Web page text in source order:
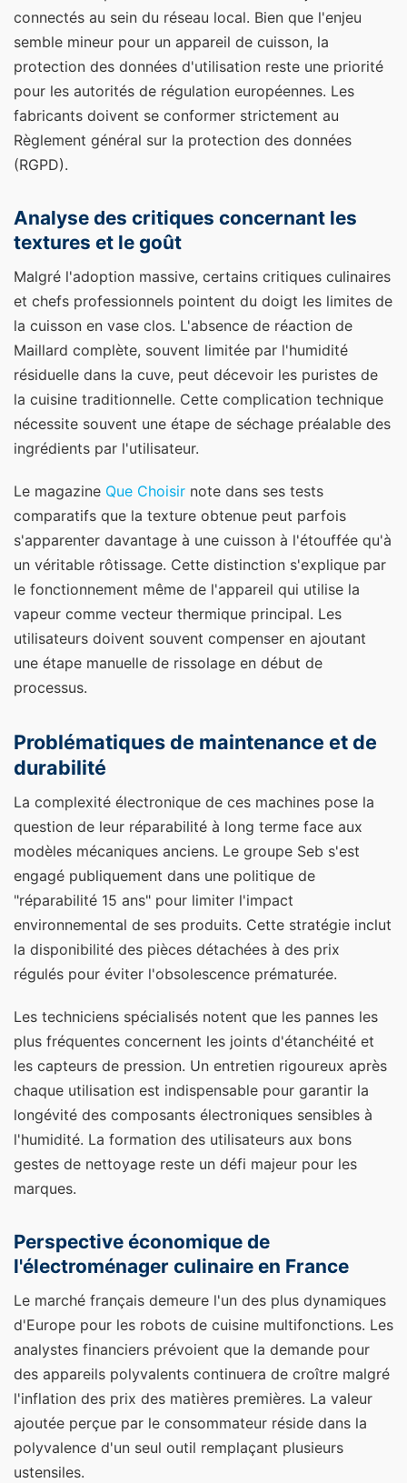
connectés au sein du réseau local. Bien que l'enjeu
semble mineur pour un appareil de cuisson, la
protection des données d'utilisation reste une priorité
pour les autorités de régulation européennes. Les
fabricants doivent se conformer strictement au
Règlement général sur la protection des données
(RGPD).
Analyse des critiques concernant les
textures et le goût
Malgré l'adoption massive, certains critiques culinaires
et chefs professionnels pointent du doigt les limites de
la cuisson en vase clos. L'absence de réaction de
Maillard complète, souvent limitée par l'humidité
résiduelle dans la cuve, peut décevoir les puristes de
la cuisine traditionnelle. Cette complication technique
nécessite souvent une étape de séchage préalable des
ingrédients par l'utilisateur.
Le magazine Que Choisir note dans ses tests
comparatifs que la texture obtenue peut parfois
s'apparenter davantage à une cuisson à l'étouffée qu'à
un véritable rôtissage. Cette distinction s'explique par
le fonctionnement même de l'appareil qui utilise la
vapeur comme vecteur thermique principal. Les
utilisateurs doivent souvent compenser en ajoutant
une étape manuelle de rissolage en début de
processus.
Problématiques de maintenance et de
durabilité
La complexité électronique de ces machines pose la
question de leur réparabilité à long terme face aux
modèles mécaniques anciens. Le groupe Seb s'est
engagé publiquement dans une politique de
"réparabilité 15 ans" pour limiter l'impact
environnemental de ses produits. Cette stratégie inclut
la disponibilité des pièces détachées à des prix
régulés pour éviter l'obsolescence prématurée.
Les techniciens spécialisés notent que les pannes les
plus fréquentes concernent les joints d'étanchéité et
les capteurs de pression. Un entretien rigoureux après
chaque utilisation est indispensable pour garantir la
longévité des composants électroniques sensibles à
l'humidité. La formation des utilisateurs aux bons
gestes de nettoyage reste un défi majeur pour les
marques.
Perspective économique de
l'électroménager culinaire en France
Le marché français demeure l'un des plus dynamiques
d'Europe pour les robots de cuisine multifonctions. Les
analystes financiers prévoient que la demande pour
des appareils polyvalents continuera de croître malgré
l'inflation des prix des matières premières. La valeur
ajoutée perçue par le consommateur réside dans la
polyvalence d'un seul outil remplaçant plusieurs
ustensiles.